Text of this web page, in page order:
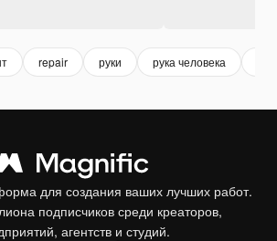
repair руки рука человека
для создания ваших лучших работ.
подписчиков среди креаторов,
агентств и студий.